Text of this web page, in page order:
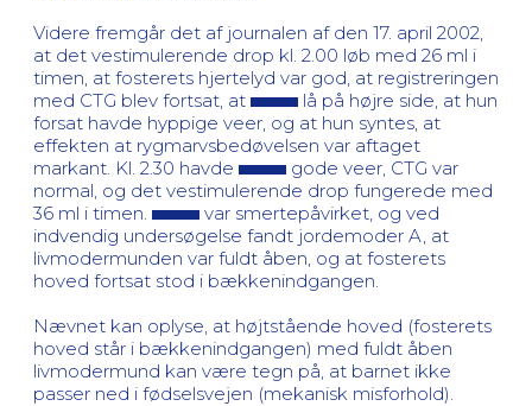
Videre fremgår det af journalen af den 17. april 2002,
at det vestimulerende drop kl. 2.00 løb med 26 ml i
timen, at fosterets hjertelyd var god, at registreringen
med CTG blev fortsat, at
lå på højre side, at hun
forsat havde hyppige veer, og at hun syntes, at
effekten at rygmarvsbedøvelsen var aftaget
markant. Kl. 2.30 havde
gode veer, CTG var
normal, og det vestimulerende drop fungerede med
36 ml i timen.
var smertepåvirket, og ved
indvendig undersøgelse fandt jordemoder A, at
livmodermunden var fuldt åben, og at fosterets
hoved fortsat stod i bækkenindgangen.
Nævnet kan oplyse, at højtstående hoved (fosterets
hoved står i bækkenindgangen) med fuldt åben
livmodermund kan være tegn på, at barnet ikke
passer ned i fødselsvejen (mekanisk misforhold).